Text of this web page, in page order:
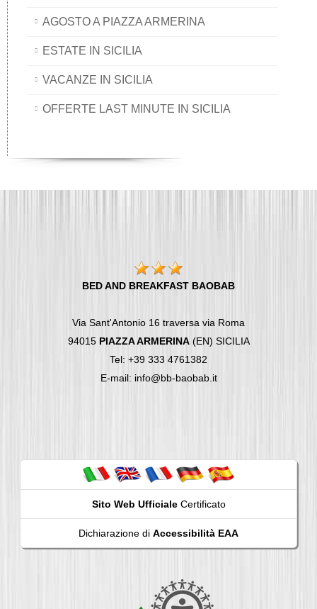
AGOSTO A PIAZZA ARMERINA
ESTATE IN SICILIA
VACANZE IN SICILIA
OFFERTE LAST MINUTE IN SICILIA
BED AND BREAKFAST BAOBAB
Via Sant'Antonio 16 traversa via Roma
94015 PIAZZA ARMERINA(EN) SICILIA
Tel: +39 333 4761382
E-mail: info@bb-baobab.it
Sito Web UfficialeCertificato
Dichiarazione di Accessibilità EAA